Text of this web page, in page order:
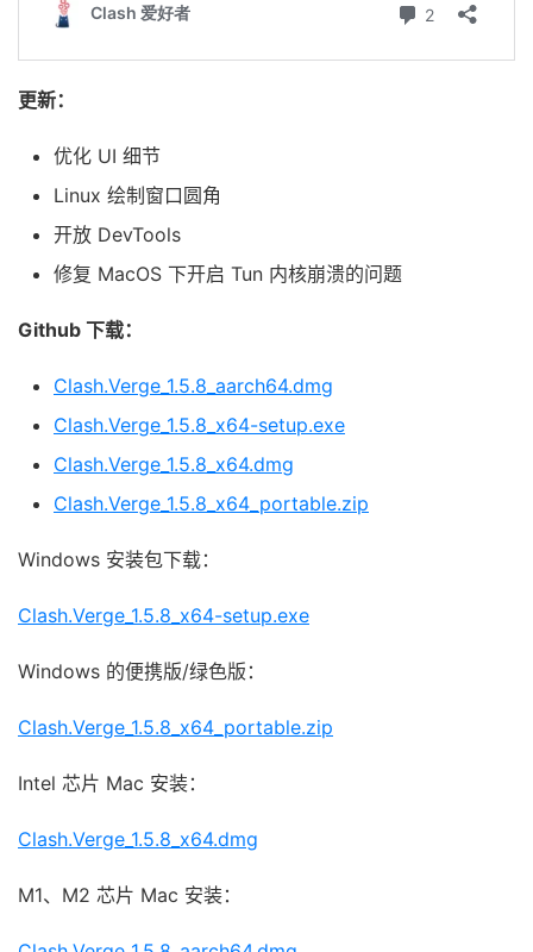
更新：
优化 UI 细节
Linux 绘制窗口圆角
开放 DevTools
修复 MacOS 下开启 Tun 内核崩溃的问题
Github 下载：
Clash.Verge_1.5.8_aarch64.dmg
Clash.Verge_1.5.8_x64-setup.exe
Clash.Verge_1.5.8_x64.dmg
Clash.Verge_1.5.8_x64_portable.zip
Windows 安装包下载：
Clash.Verge_1.5.8_x64-setup.exe
Windows 的便携版/绿色版：
Clash.Verge_1.5.8_x64_portable.zip
Intel 芯片 Mac 安装：
Clash.Verge_1.5.8_x64.dmg
M1、M2 芯片 Mac 安装：